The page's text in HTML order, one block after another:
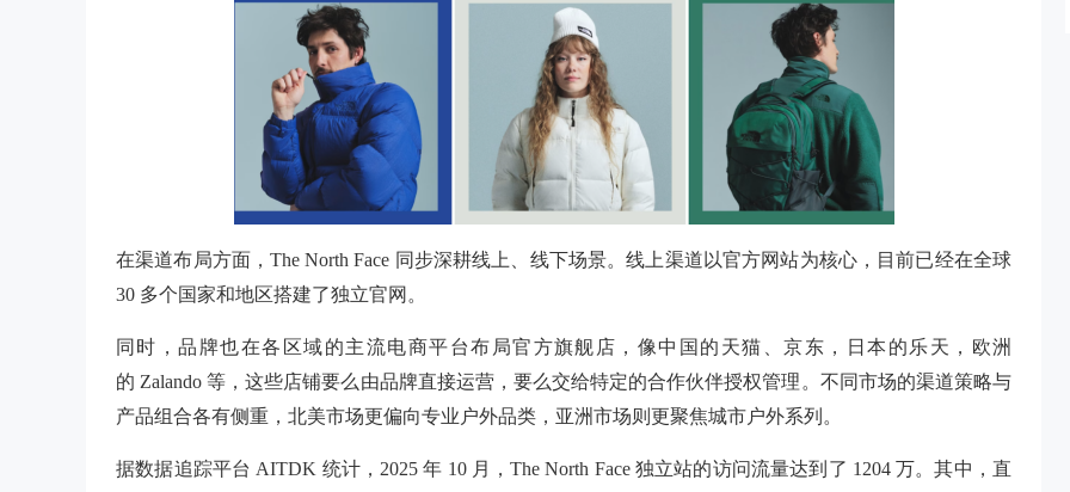
在渠道布局方面，The North Face 同步深耕线上、线下场景。线上渠道以官方网站为核心，目前已经在全球
30 多个国家和地区搭建了独立官网。
同时，品牌也在各区域的主流电商平台布局官方旗舰店，像中国的天猫、京东，日本的乐天，欧洲
的 Zalando 等，这些店铺要么由品牌直接运营，要么交给特定的合作伙伴授权管理。不同市场的渠道策略与
产品组合各有侧重，北美市场更偏向专业户外品类，亚洲市场则更聚焦城市户外系列。
据数据追踪平台 AITDK 统计，2025 年 10 月，The North Face 独立站的访问流量达到了 1204 万。其中，直